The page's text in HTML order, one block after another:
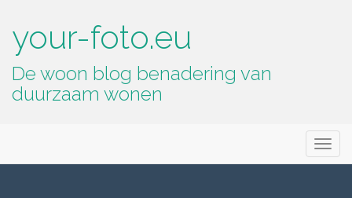
your-foto.eu
De woon blog benadering van
duurzaam wonen
Menu